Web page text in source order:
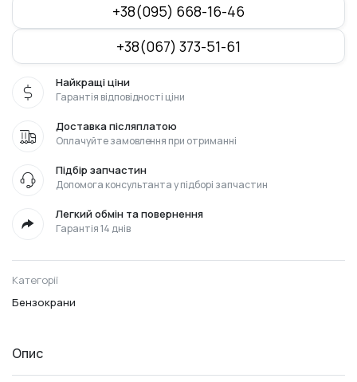
+38(095) 668-16-46
+38(067) 373-51-61
Найкращі ціни
Гарантія відповідності ціни
Доставка післяплатою
Оплачуйте замовлення при отриманні
Підбір запчастин
Допомога консультанта у підборі запчастин
Легкий обмін та повернення
Гарантія 14 днів
Категорії
Бензокрани
Опис